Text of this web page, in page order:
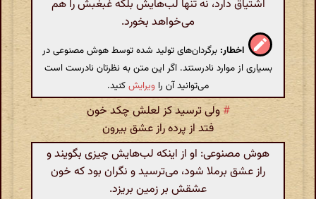
اشتیاق دارد، نه تنها لب‌هایش بلکه غبغبش را هم
می‌خواهد بخورد.
اخطار: برگردان‌های تولید شده توسط هوش مصنوعی در
بسیاری از موارد نادرستند. اگر این متن به نظرتان نادرست است
می‌توانید آن را ویرایشکنید.
#ولی ترسید کز لعلش چکد خون
فتد از پرده راز عشق بیرون
هوش مصنوعی: او از اینکه لب‌هایش چیزی بگویند و
راز عشق برملا شود، می‌ترسید و نگران بود که خون
عشقش بر زمین بریزد.